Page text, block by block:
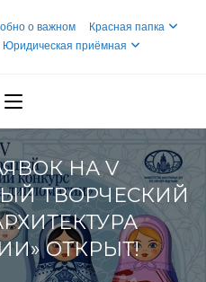
о важном
Красная папка
Юридическая приёмная
НА V
ТВОРЧЕСКИЙ
ОТКРЫТ!